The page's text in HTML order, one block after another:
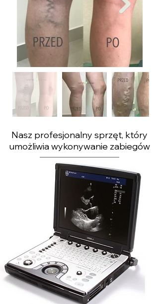
Nasz profesjonalny sprzęt, który
umożliwia wykonywanie zabiegów